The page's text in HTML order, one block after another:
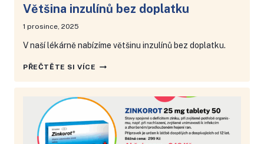
Většina inzulínů bez doplatku
1 prosince, 2025
V naší lékárně nabízíme většinu inzulínů bez doplatku.
PŘEČTĚTE SI VÍCE VĚTŠINA